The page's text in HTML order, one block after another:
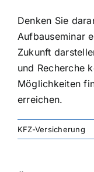
Denken Sie
Aufbauseminar
Zukunft
und Recherche
Möglichkeiten
erreichen.
KFZ-Versicherung